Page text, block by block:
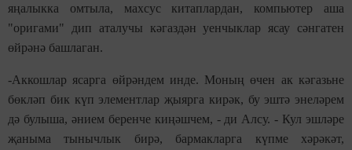
яңалыкка омтыла, махсус китаплардан, компьютер аша
"оригами" дип аталучы кәгаздән уенчыклар ясау сәнгатен
өйрәнә башлаган.
-Аккошлар ясарга өйрәндем инде. Моның өчен ак кәгазьне
бөкләп бик күп элементлар җыярга кирәк, бу эштә энеләрем
дә булыша, әнием беренче киңәшчем, - ди Алсу. - Кул эшләре
җаныма тынычлык бирә, бармакларга күпме хәрәкәт,